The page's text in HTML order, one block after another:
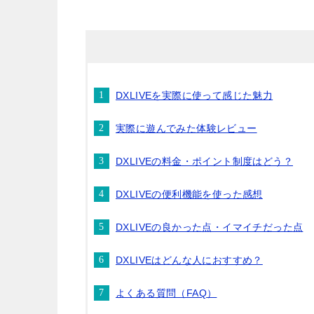
DXLIVEを実際に使って感じた魅力
実際に遊んでみた体験レビュー
DXLIVEの料金・ポイント制度はどう？
DXLIVEの便利機能を使った感想
DXLIVEの良かった点・イマイチだった点
DXLIVEはどんな人におすすめ？
よくある質問（FAQ）